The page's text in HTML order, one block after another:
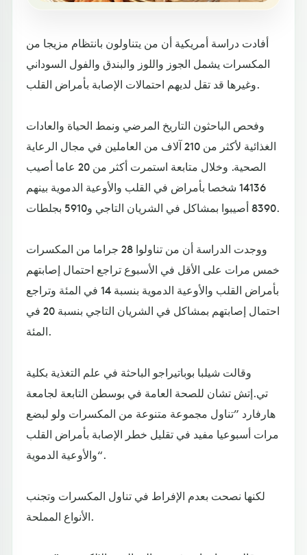
أفادت دراسة أمريكية أن من يتناولون بانتظام مزيجا من
المكسرات يشمل الجوز واللوز والبندق والفول السوداني
وغيرها قد تقل لديهم احتمالات الإصابة بأمراض القلب.
وفحص الباحثون التاريخ المرضي ونمط الحياة والعادات
الغذائية لأكثر من 210 آلاف من العاملين في مجال الرعاية
الصحية. وخلال متابعة استمرت أكثر من 20 عاما أصيب
14136 شخصا بأمراض في القلب والأوعية الدموية بينهم
8390 أصيبوا بمشاكل في الشريان التاجي و5910 بجلطات.
ووجدت الدراسة أن من تناولوا 28 جراما من المكسرات
خمس مرات على الأقل في الأسبوع تراجع احتمال إصابتهم
بأمراض القلب والأوعية الدموية بنسبة 14 في المئة وتراجع
احتمال إصابتهم بمشاكل في الشريان التاجي بنسبة 20 في
المئة.
وقالت شيلبا بوباتيراجو الباحثة في علم التغذية بكلية
تي.إتش تشان للصحة العامة في بوسطن التابعة لجامعة
هارفارد ”تناول مجموعة متنوعة من المكسرات ولو لبضع
مرات أسبوعيا مفيد في تقليل خطر الإصابة بأمراض القلب
والأوعية الدموية“.
لكنها نصحت بعدم الإفراط في تناول المكسرات وتجنب
الأنواع المملحة.